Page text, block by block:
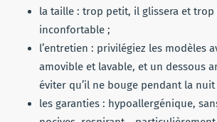
la taille : trop petit, il glissera et trop
inconfortable ;
l’entretien : privilégiez les modèles
amovible et lavable, et un dessous
éviter qu’il ne bouge pendant la nuit
les garanties : hypoallergénique,